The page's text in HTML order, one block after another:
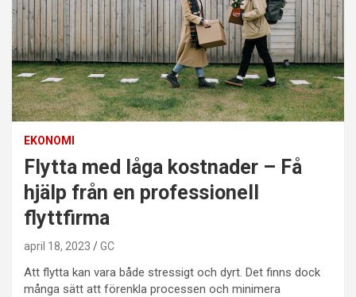
EKONOMI
Flytta med låga kostnader – Få
hjälp från en professionell
flyttfirma
april 18, 2023 GC
Att flytta kan vara både stressigt och dyrt. Det finns dock
många sätt att förenkla processen och minimera